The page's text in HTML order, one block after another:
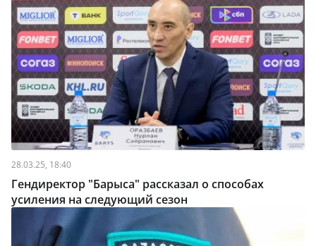
28.03.25, 18:40
Гендиректор "Барыса" рассказал о способах
усиления на следующий сезон